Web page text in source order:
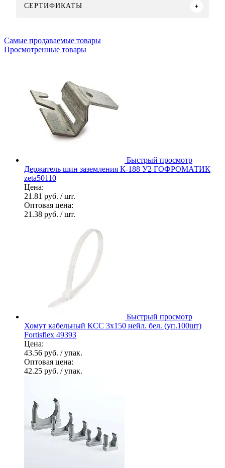
СЕРТИФИКАТЫ
Самые продаваемые товары
Просмотренные товары
Быстрый просмотр
Держатель шин заземления К-188 У2 ГОФРОМАТИК
zeta50110
Цена:
21.81 руб. / шт.
Оптовая цена:
21.38 руб. / шт.
Быстрый просмотр
Хомут кабельный КСС 3х150 нейл. бел. (уп.100шт)
Fortisflex 49393
Цена:
43.56 руб. / упак.
Оптовая цена:
42.25 руб. / упак.